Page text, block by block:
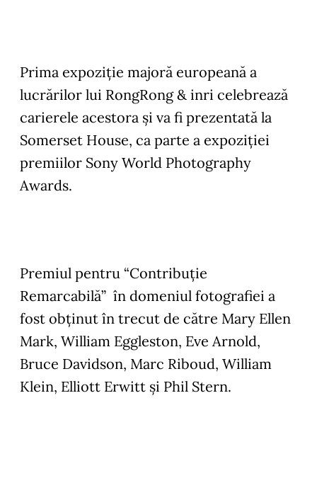
Prima expoziție majoră europeană a
lucrărilor lui RongRong & inri celebrează
carierele acestora și va fi prezentată la
Somerset House, ca parte a expoziției
premiilor Sony World Photography
Awards.
Premiul pentru “Contribuție
Remarcabilă” în domeniul fotografiei a
fost obținut în trecut de către Mary Ellen
Mark, William Eggleston, Eve Arnold,
Bruce Davidson, Marc Riboud, William
Klein, Elliott Erwitt și Phil Stern.